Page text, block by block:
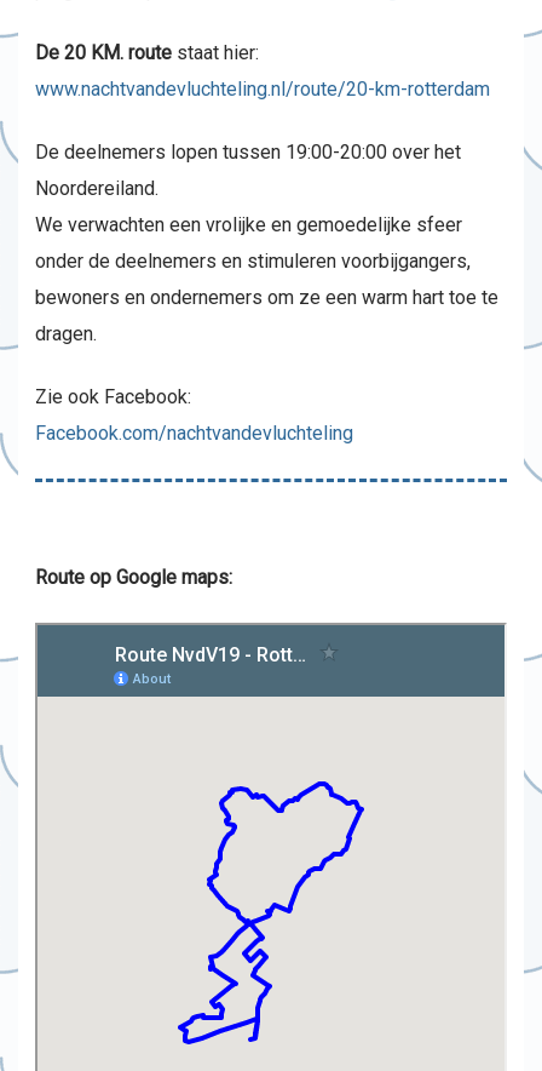
De 20 KM. route staat hier:
www.nachtvandevluchteling.nl/route/20-km-rotterdam
De deelnemers lopen tussen 19:00-20:00 over het
Noordereiland.
We verwachten een vrolijke en gemoedelijke sfeer
onder de deelnemers en stimuleren voorbijgangers,
bewoners en ondernemers om ze een warm hart toe te
dragen.
Zie ook Facebook:
Facebook.com/nachtvandevluchteling
Route op Google maps: